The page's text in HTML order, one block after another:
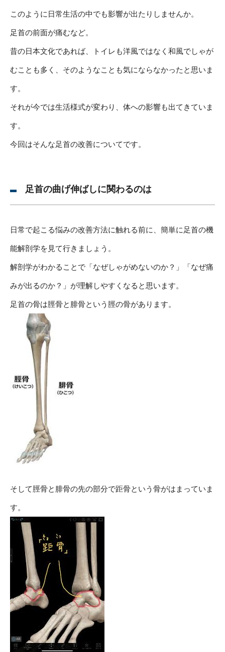
このように日常生活の中でも影響が出たりしませんか。
足首の前面が痛むなど。
昔の日本文化であれば、トイレも洋風ではなく和風でしゃが
むことも多く、そのようなことも気にならなかったと思いま
す。
それが今では生活様式が変わり、体への影響も出てきていま
す。
今回はそんな足首の改善についてです。
足首の曲げ伸ばしに関わるのは
日常で起こる悩みの改善方法に触れる前に、簡単に足首の機
能解剖学を見て行きましょう。
解剖学がわかることで「なぜしゃがめないのか？」「なぜ痛
みが出るのか？」が理解しやすくなると思います。
足首の骨は脛骨と腓骨という脛の骨があります。
そして脛骨と腓骨の先の部分で距骨という骨がはまっていま
す。